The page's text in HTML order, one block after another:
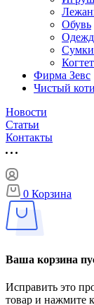
Обувь
Сумки
Фирма Зевс
Чистый
Новости
Статьи
Контакты
0 Корзина
Ваша корзина
Исправить это
товар и нажмите